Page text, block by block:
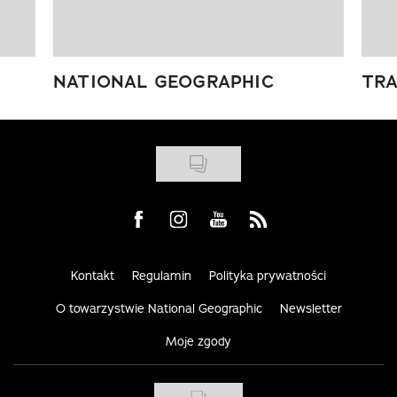
NATIONAL GEOGRAPHIC
Visit us on Facebook
Visit us on Instagram
Visit us on Youtube
Visit us on Rss
Kontakt Regulamin Polityka prywatności
O towarzystwie National Geographic Newsletter
Moje zgody